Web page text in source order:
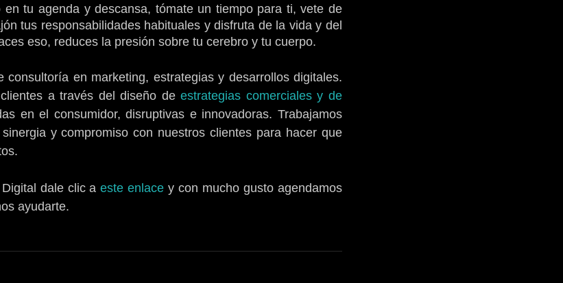
en tu agenda y descansa, tómate un tiempo para ti, vete de
tus responsabilidades habituales y disfruta de la vida y del
eso, reduces la presión sobre tu cerebro y tu cuerpo.
consultoría en marketing, estrategias y desarrollos digitales.
a través del diseño de estrategias comerciales y de
en el consumidor, disruptivas e innovadoras. Trabajamos
y compromiso con nuestros clientes para hacer que
Digital dale clic a este enlace y con mucho gusto agendamos
ayudarte.